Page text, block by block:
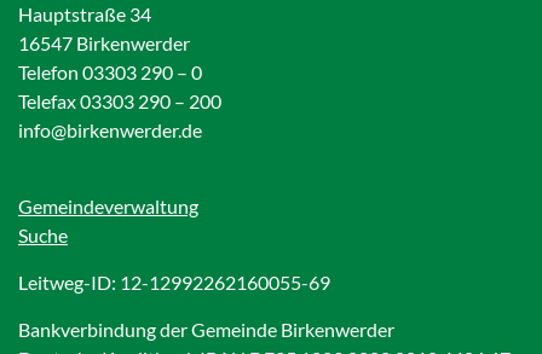
Hauptstraße 34
16547 Birkenwerder
Telefon 03303 290 – 0
Telefax 03303 290 – 200
info@birkenwerder.de
Gemeindeverwaltung
Suche
Leitweg-ID: 12-12992262160055-69
Bankverbindung der Gemeinde Birkenwerder